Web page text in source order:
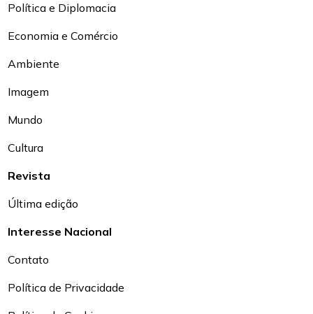
Política e Diplomacia
Economia e Comércio
Ambiente
Imagem
Mundo
Cultura
Revista
Última edição
Interesse Nacional
Contato
Política de Privacidade